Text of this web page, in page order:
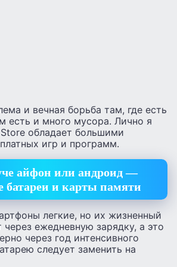
и вечная борьба там, где есть
есть и много мусора. Лично я
обладает большими
игр и программ.
айфон или андроид —
батареи и карты памяти
легкие, но их жизненный
через ежедневную зарядку, а это
через год интенсивного
следует заменить на